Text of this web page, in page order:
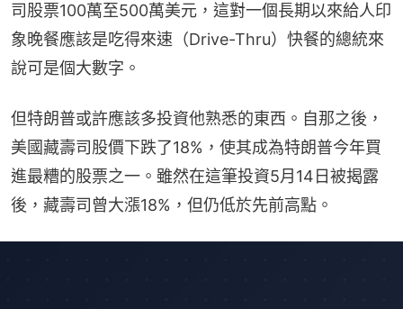
司股票100萬至500萬美元，這對一個長期以來給人印
象晚餐應該是吃得來速（Drive-Thru）快餐的總統來
說可是個大數字。
但特朗普或許應該多投資他熟悉的東西。自那之後，
美國藏壽司股價下跌了18%，使其成為特朗普今年買
進最糟的股票之一。雖然在這筆投資5月14日被揭露
後，藏壽司曾大漲18%，但仍低於先前高點。